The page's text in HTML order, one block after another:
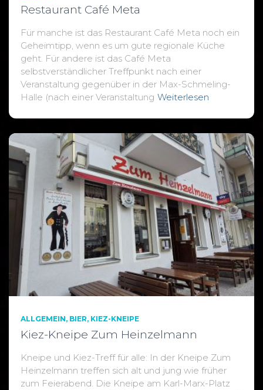
Restaurant Café Meta
Für manche ist das Restaurant Café Meta noch ein
Geheimtipp, wenn es um gute regionale Küche
geht. Für andere ist das Café Meta
selbstverständlicher Treffpunkt nach einer
Veranstaltung gegenüber in der Max-Schmeling-
Halle (nach einer Veranstaltung Weiterlesen
ALLGEMEIN BIER KIEZ-KNEIPE
Kiez-Kneipe Zum Heinzelmann
Kneipe und Kiez-Treff für alle: In der Kneipe Zum
Heinzelmann treffen sich alt und jung wie früher
zum Feierabend. Die Kneipe am Karl-Marx-Platz